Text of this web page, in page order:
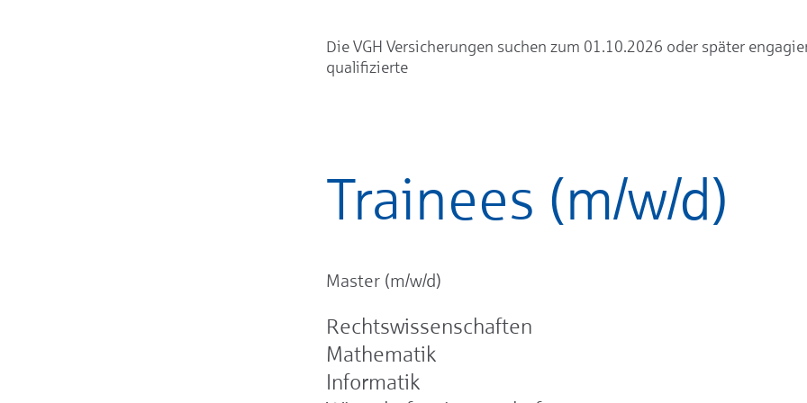
Die VGH Versicherungen suchen zum 01.10.2026 oder später
qualifizierte
Trainees (m/w/d)
Master (m/w/d)
Rechtswissenschaften
Mathematik
Informatik